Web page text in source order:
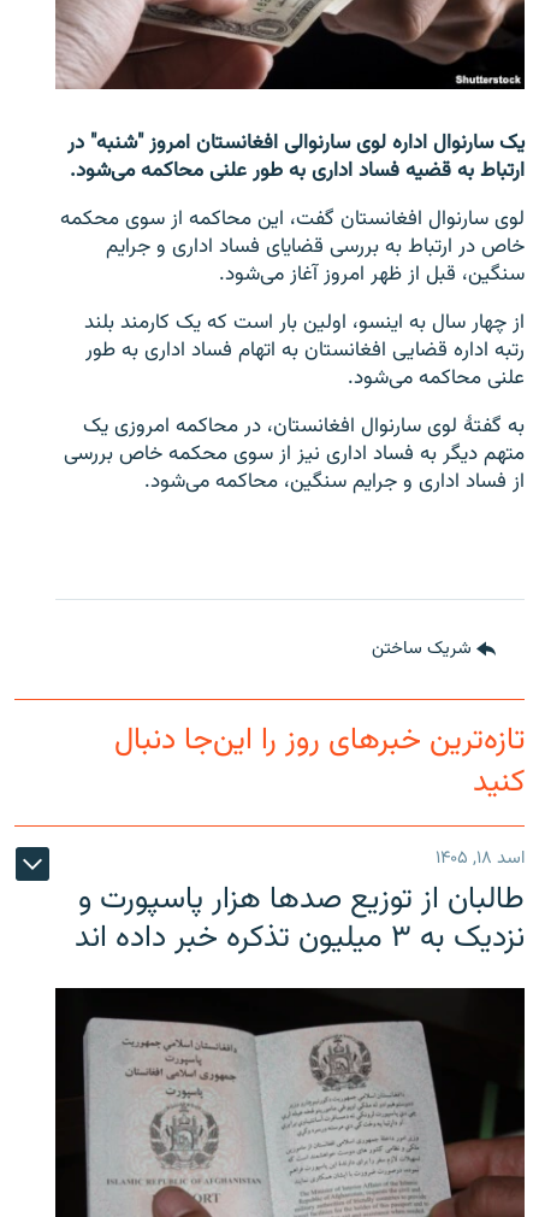
تماس
صفحه پشتو
Azadi English
همۀ سایت‌های رادیو آزادی/ رادیو اروپای آزاد
یک سارنوال اداره لوی سارنوالی افغانستان امروز "شنبه" در
ارتباط به قضیه فساد اداری به طور علنی محاکمه می‌شود.
لوی سارنوال افغانستان گفت، این محاکمه از سوی محکمه
خاص در ارتباط به بررسی قضایای فساد اداری و جرایم
سنگین، قبل از ظهر امروز آغاز می‌شود.
از چهار سال به اینسو، اولین بار است که یک کارمند بلند
رتبه اداره قضایی افغانستان به اتهام فساد اداری به طور
علنی محاکمه می‌شود.
به گفتۀ لوی سارنوال افغانستان، در محاکمه امروزی یک
متهم دیگر به فساد اداری نیز از سوی محکمه خاص بررسی
از فساد اداری و جرایم سنگین، محاکمه می‌شود.
شریک ساختن
تازه‌ترین خبرهای روز را این‌جا دنبال
کنید
اسد ۱۸, ۱۴۰۵
طالبان از توزیع صدها هزار پاسپورت و
نزدیک به ۳ میلیون تذکره خبر داده اند